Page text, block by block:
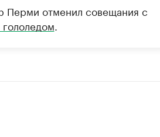
Перми отменил совещания с